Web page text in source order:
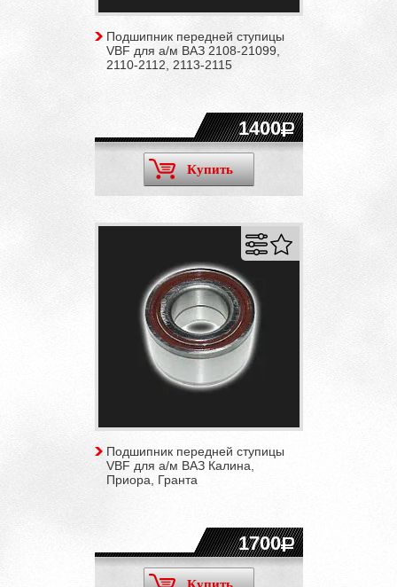
Подшипник передней ступицы
VBF для а/м ВАЗ 2108-21099,
2110-2112, 2113-2115
1400
Купить
Подшипник передней ступицы
VBF для а/м ВАЗ Калина,
Приора, Гранта
1700